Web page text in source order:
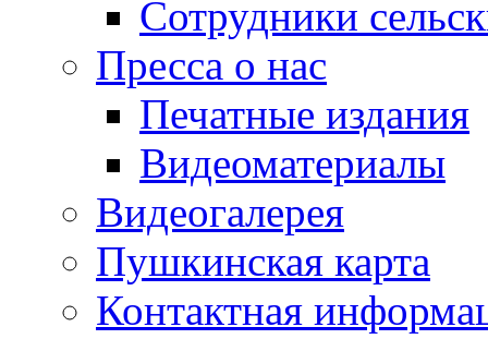
Сотрудники
Пресса о нас
Печатные издания
Видеоматериалы
Видеогалерея
Пушкинская карта
Контактная